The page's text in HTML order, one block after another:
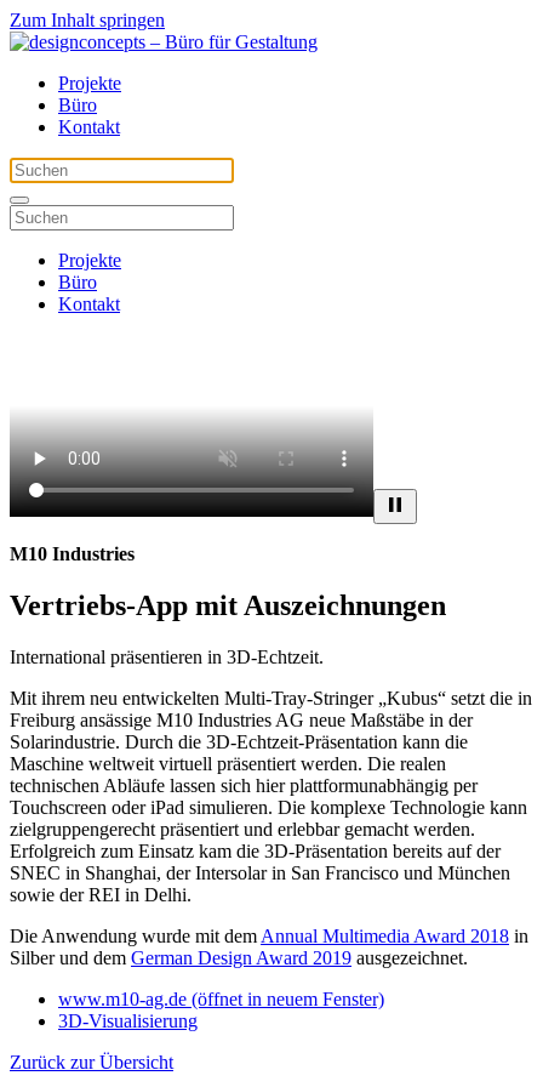
Zum Inhalt springen
Projekte
Büro
Kontakt
Projekte
Büro
Kontakt
M10 Industries
Vertriebs-App mit Auszeichnungen
International präsentieren in 3D-Echtzeit.
Mit ihrem neu entwickelten Multi-Tray-Stringer „Kubus“ setzt die in
Freiburg ansässige M10 Industries AG neue Maßstäbe in der
Solarindustrie. Durch die 3D-Echtzeit-Präsentation kann die
Maschine weltweit virtuell präsentiert werden. Die realen
technischen Abläufe lassen sich hier plattformunabhängig per
Touchscreen oder iPad simulieren. Die komplexe Technologie kann
zielgruppengerecht präsentiert und erlebbar gemacht werden.
Erfolgreich zum Einsatz kam die 3D-Präsentation bereits auf der
SNEC in Shanghai, der Intersolar in San Francisco und München
sowie der REI in Delhi.
Die Anwendung wurde mit dem Annual Multimedia Award 2018 in
Silber und dem German Design Award 2019 ausgezeichnet.
www.m10-ag.de (öffnet in neuem Fenster)
3D-Visualisierung
Zurück zur Übersicht